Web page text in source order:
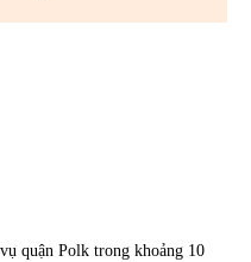
quận Polk trong khoảng 10